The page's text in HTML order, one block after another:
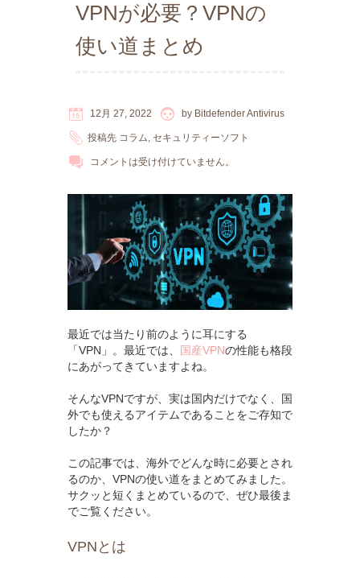
VPNが必要？VPNの
使い道まとめ
12月 27, 2022 by Bitdefender Antivirus
投稿先 コラム, セキュリティーソフト
コメントは受け付けていません。
最近では当たり前のように耳にする
「VPN」。最近では、
国産VPNの性能も格段
にあがってきていますよね。
そんなVPNですが、実は国内だけでなく、国
外でも使えるアイテムであることをご存知で
したか？
この記事では、海外でどんな時に必要とされ
るのか、VPNの使い道をまとめてみました。
サクッと短くまとめているので、ぜひ最後ま
でご覧ください。
VPNとは